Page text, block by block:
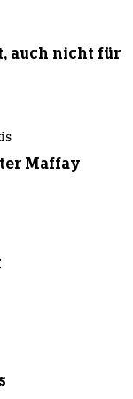
auch nicht für
Maffay